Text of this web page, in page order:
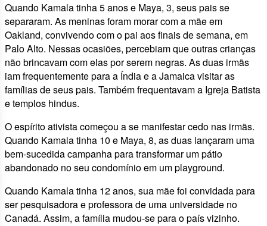
Quando Kamala tinha 5 anos e Maya, 3, seus pais se
separaram. As meninas foram morar com a mãe em
Oakland, convivendo com o pai aos finais de semana, em
Palo Alto. Nessas ocasiões, percebiam que outras crianças
não brincavam com elas por serem negras. As duas irmãs
iam frequentemente para a Índia e a Jamaica visitar as
famílias de seus pais. Também frequentavam a Igreja Batista
e templos hindus.
O espírito ativista começou a se manifestar cedo nas irmãs.
Quando Kamala tinha 10 e Maya, 8, as duas lançaram uma
bem-sucedida campanha para transformar um pátio
abandonado no seu condomínio em um playground.
Quando Kamala tinha 12 anos, sua mãe foi convidada para
ser pesquisadora e professora de uma universidade no
Canadá. Assim, a família mudou-se para o país vizinho.